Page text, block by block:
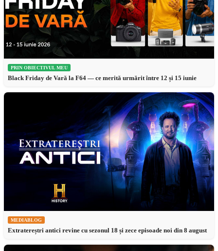
PRIN OBIECTIVUL MEU
Black Friday de Vară la F64 — ce merită urmărit între 12 și 15 iunie
MEDIABLOG
Extratereștri antici revine cu sezonul 18 și zece episoade noi din 8 august